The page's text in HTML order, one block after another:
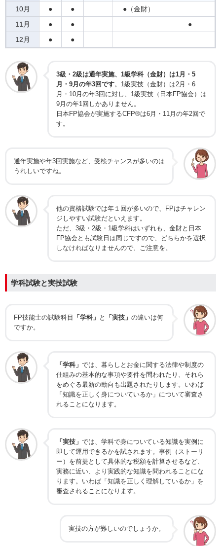
10月 ● ●
●（金財）
11月
● ●
●
12月
● ●
3級・2級は通年実施、1級学科（金財）は1月・5
月・9月の年3回です。1級実技（金財）は2月・6
月・10月の年3回に対し、1級実技（日本FP協会）は
9月の年1回しかありません。
日本FP協会が実施するCFP®は6月・11月の年2回で
す。
通年実施や年3回実施など、受検チャンスが多いのは
うれしいですね。
他の資格試験では年１回が多いので、FPはチャレン
ジしやすい試験だといえます。
ただ、3級・2級・1級学科はいずれも、金財と日本
FP協会とも試験日は同じですので、どちらかを選択
しなければなりませんので、ご注意を。
学科試験と実技試験
FP技能士の試験科目 「学科」 と 「実技」 の違いは何
ですか。
「学科」 では、暮らしとお金に関する法律や制度の
仕組みの基本的な事項や要件を問われたり、それら
をめぐる最新の動向も出題されたりします。いわば
「知識を正しく身についているか」について審査さ
れることになります。
「実技」 では、学科で身についている知識を実例に
即して運用できるかを試されます。事例（ストーリ
ー）を前提として具体的な税額を計算させるなど、
実務に近い、より実践的な知識を問われることにな
ります。いわば「知識を正しく理解しているか」を
審査されることになります。
実技の方が難しいのでしょうか。